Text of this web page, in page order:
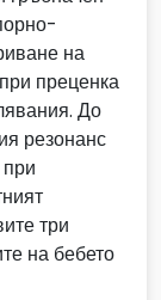
на
преценка
До
резонанс
три
на бебето